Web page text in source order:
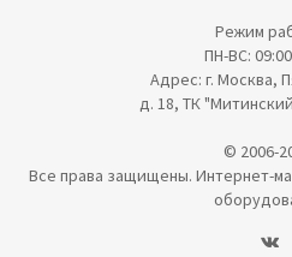
Режим
ПН-ВС:
Адрес: г. Москва,
д. 18, ТК
© 2006-
Все права защищены. Интернет-